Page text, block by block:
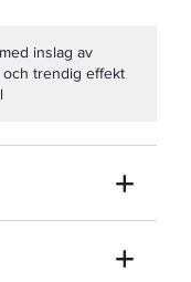
inslag av
och trendig effekt